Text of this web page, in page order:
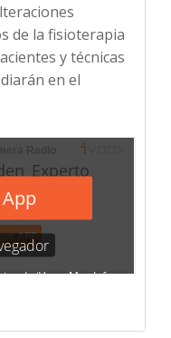
de la fisioterapia
y técnicas
en el